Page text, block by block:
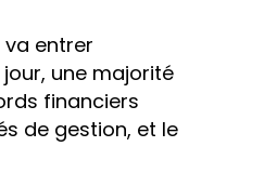
va entrer
une majorité
financiers
de gestion, et le